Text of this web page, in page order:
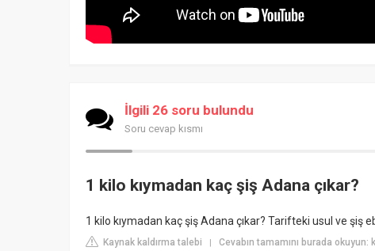
İlgili 26 soru bulundu
Soru cevap kısmı
1 kilo kıymadan kaç şiş Adana çıkar?
1 kilo kıymadan kaç şiş Adana çıkar? Tarifteki usul ve şiş
Kaynak kaldırma talebi | Cevabın tamamını burada